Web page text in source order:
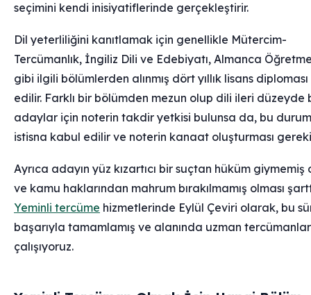
seçimini kendi inisiyatiflerinde gerçekleştirir.
Dil yeterliliğini kanıtlamak için genellikle Mütercim-
Tercümanlık, İngiliz Dili ve Edebiyatı, Almanca
gibi ilgili bölümlerden alınmış dört yıllık lisans
edilir. Farklı bir bölümden mezun olup dili ileri düzeyde
adaylar için noterin takdir yetkisi bulunsa da, bu durum
istisna kabul edilir ve noterin kanaat oluşturması
Ayrıca adayın yüz kızartıcı bir suçtan hüküm giymemiş
ve kamu haklarından mahrum bırakılmamış olması
Yeminli tercüme hizmetlerinde Eylül Çeviri olarak, bu
başarıyla tamamlamış ve alanında uzman
çalışıyoruz.